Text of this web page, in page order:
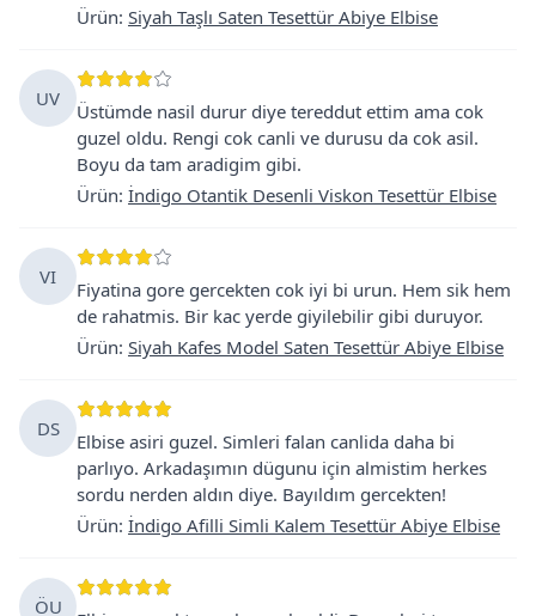
Ürün: Siyah Taşlı Saten Tesettür Abiye Elbise
UV
Üstümde nasil durur diye tereddut ettim ama cok
guzel oldu. Rengi cok canli ve durusu da cok asil.
Boyu da tam aradigim gibi.
Ürün: İndigo Otantik Desenli Viskon Tesettür Elbise
VI
Fiyatina gore gercekten cok iyi bi urun. Hem sik hem
de rahatmis. Bir kac yerde giyilebilir gibi duruyor.
Ürün: Siyah Kafes Model Saten Tesettür Abiye Elbise
DS
Elbise asiri guzel. Simleri falan canlida daha bi
parlıyo. Arkadaşımın dügunu için almistim herkes
sordu nerden aldın diye. Bayıldım gercekten!
Ürün: İndigo Afilli Simli Kalem Tesettür Abiye Elbise
ÖU